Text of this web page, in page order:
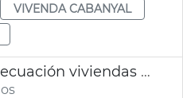
VIVENDA CABANYAL
Rehabilitación y adecuación viviendas Tendetes y Tres Forques